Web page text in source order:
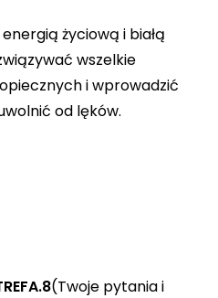
życiową i białą
wszelkie
i wprowadzić
od lęków.
(Twoje pytania i